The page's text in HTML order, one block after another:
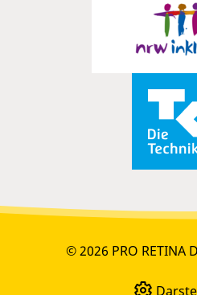
© 2026 PRO RETINA